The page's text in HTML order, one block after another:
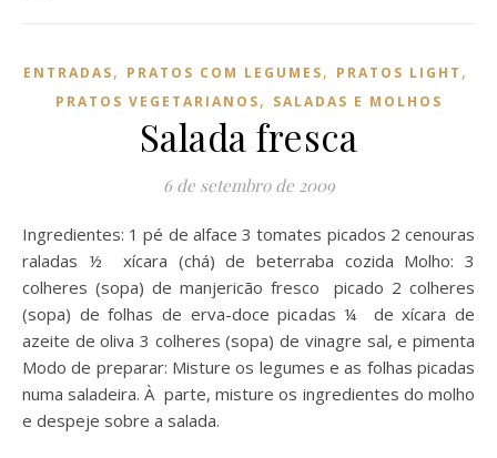
ENTRADAS, PRATOS COM LEGUMES, PRATOS LIGHT ,
PRATOS VEGETARIANOS, SALADAS E MOLHOS
Salada fresca
6 de setembro de 2009
Ingredientes: 1 pé de alface 3 tomates picados 2 cenouras
raladas ½ xícara (chá) de beterraba cozida Molho: 3
colheres (sopa) de manjericão fresco picado 2 colheres
(sopa) de folhas de erva-doce picadas ¼ de xícara de
azeite de oliva 3 colheres (sopa) de vinagre sal, e pimenta
Modo de preparar: Misture os legumes e as folhas picadas
numa saladeira. À parte, misture os ingredientes do molho
e despeje sobre a salada.